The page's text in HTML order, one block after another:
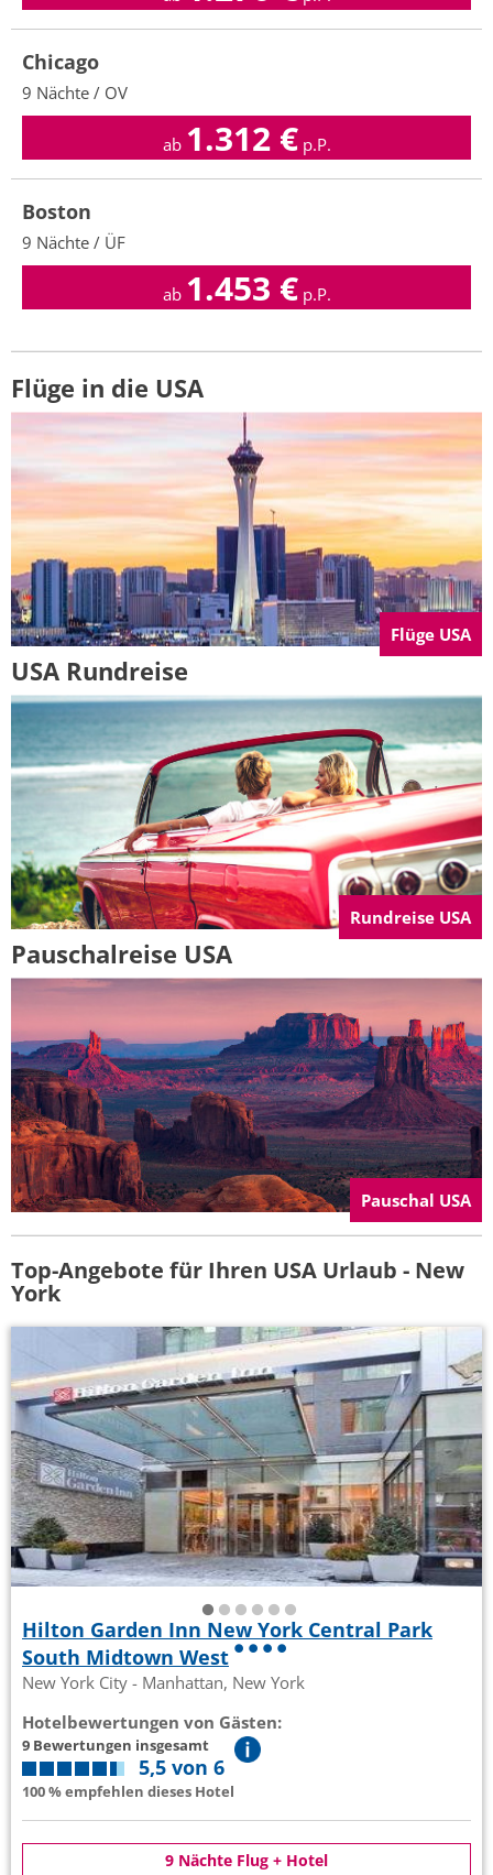
Chicago
9 Nächte / OV
ab 1.312€ p.P.
Boston
9 Nächte / ÜF
ab 1.453 € p.P.
Flüge in die USA
Flüge USA
USA Rundreise
Rundreise USA
Pauschalreise USA
Pauschal USA
Top-Angebote für Ihren USA Urlaub - New
York
Hilton Garden Inn New York Central Park
South Midtown West
New York City - Manhattan, New York
Hotelbewertungen von Gästen:
9 Bewertungen insgesamt
5,5 von 6
100 % empfehlen dieses Hotel
9 Nächte Flug + Hotel